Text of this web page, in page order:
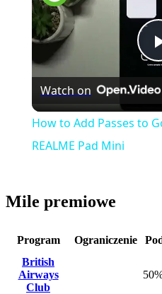
Watch on
How to Add Passes to
REALME Pad Mini
Mile premiowe
Program Ograniczenie
British
Airways
Club